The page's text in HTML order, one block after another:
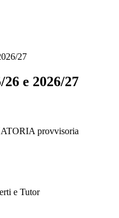
27
e 2026/27
provvisoria
e Tutor